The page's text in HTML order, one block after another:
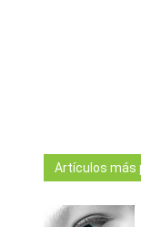
Artículos más